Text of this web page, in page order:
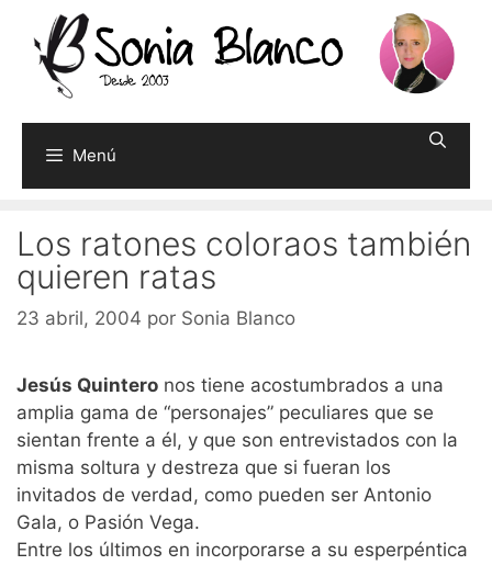
contenido
Menú
Los ratones coloraos también
quieren ratas
23 abril, 2004 por Sonia Blanco
Jesús Quintero nos tiene acostumbrados a una
amplia gama de “personajes” peculiares que se
sientan frente a él, y que son entrevistados con la
misma soltura y destreza que si fueran los
invitados de verdad, como pueden ser Antonio
Gala, o Pasión Vega.
Entre los últimos en incorporarse a su esperpéntica